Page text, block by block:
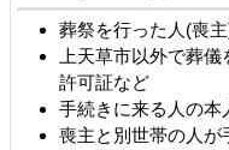
葬祭を行った人(喪
上天草市以外で葬
許可証など
手続きに来る人の本
喪主と別世帯の人が